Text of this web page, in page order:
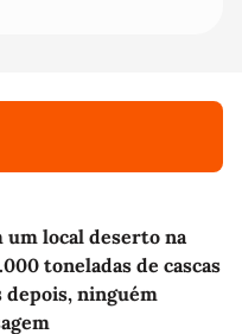
um local deserto na
toneladas de cascas
depois, ninguém